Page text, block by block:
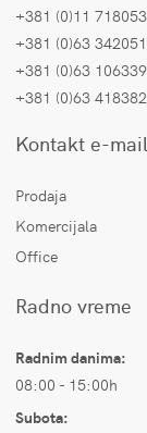
+381 (0)11
+381 (0)63 342051
+381 (0)63
+381 (0)63 418382
Kontakt e-mail
Prodaja
Komercijala
Office
Radno vreme
Radnim danima:
08:00 - 15:00h
Subota: